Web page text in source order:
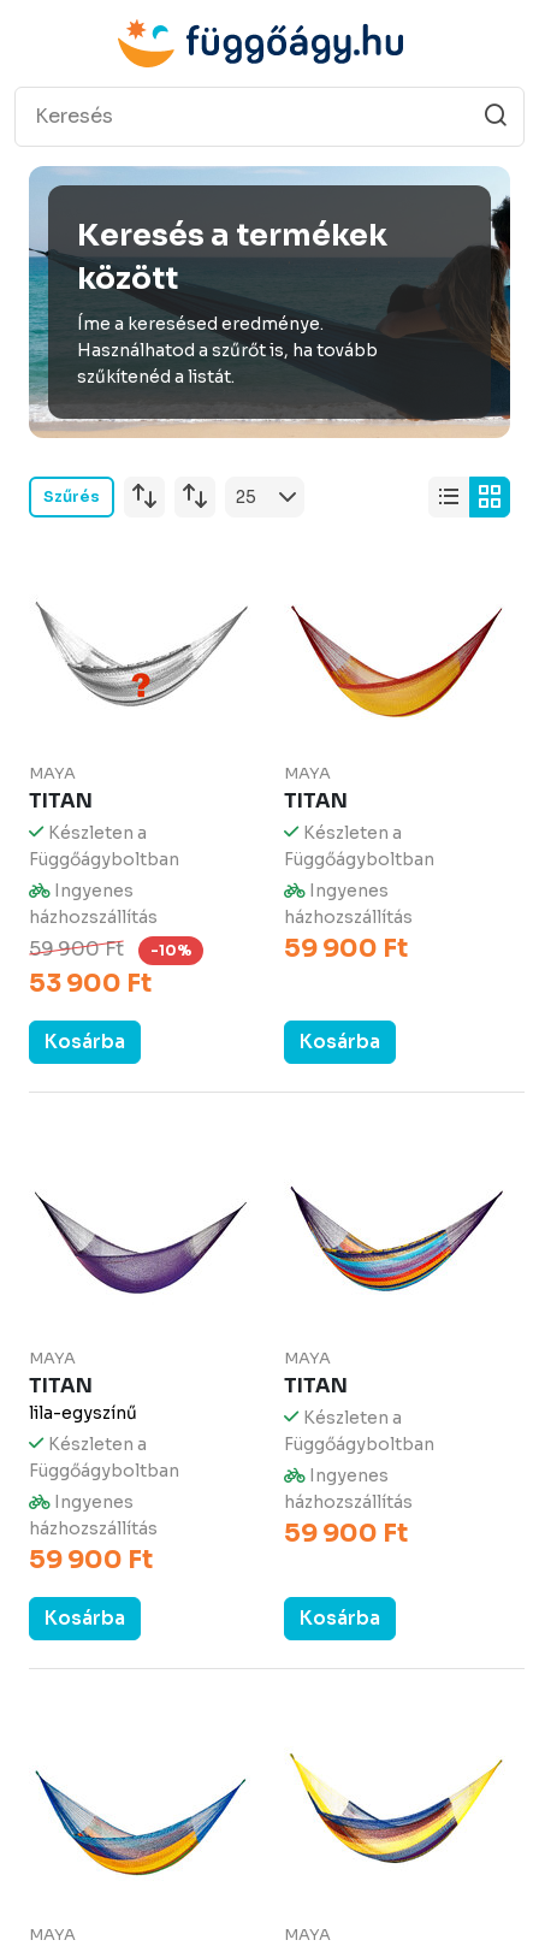
Keresés a termékek
között
Íme a keresésed eredménye.
Használhatod a szűrőt is, ha tovább
szűkítenéd a listát.
Szűrés
MAYA
TITAN
Készleten a
Függőágyboltban
Ingyenes
házhozszállítás
59 900 Ft -10%
53 900 Ft
Kosárba
MAYA
TITAN
Készleten a
Függőágyboltban
Ingyenes
házhozszállítás
59 900 Ft
Kosárba
MAYA
TITAN
lila-egyszínű
Készleten a
Függőágyboltban
Ingyenes
házhozszállítás
59 900 Ft
Kosárba
MAYA
TITAN
Készleten a
Függőágyboltban
Ingyenes
házhozszállítás
59 900 Ft
Kosárba
MAYA MAYA